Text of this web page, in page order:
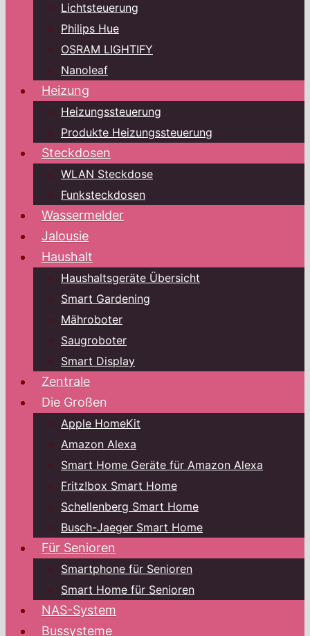
Lichtsteuerung
Philips Hue
OSRAM LIGHTIFY
Nanoleaf
Heizung
Heizungssteuerung
Produkte Heizungssteuerung
Steckdosen
WLAN Steckdose
Funksteckdosen
Wassermelder
Jalousie
Haushalt
Haushaltsgeräte Übersicht
Smart Gardening
Mähroboter
Saugroboter
Smart Display
Zentrale
Die Großen
Apple HomeKit
Amazon Alexa
Smart Home Geräte für Amazon Alexa
Fritz!box Smart Home
Schellenberg Smart Home
Busch-Jaeger Smart Home
Für Senioren
Smartphone für Senioren
Smart Home für Senioren
NAS-System
Bussysteme